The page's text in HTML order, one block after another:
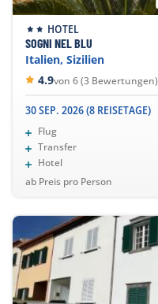
HOTEL
SOGNI NEL BLU
Italien, Sizilien
4.9von 6 (3 Bewertungen)
30 SEP. 2026 (8 REISETAGE)
Flug
Transfer
Hotel
ab Preis pro Person